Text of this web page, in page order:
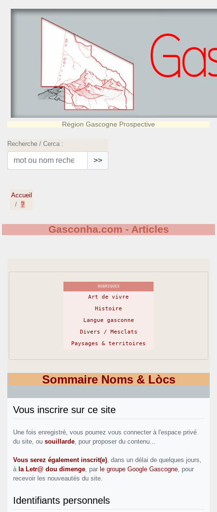
Région Gascogne Prospective
Recherche / Cerca :
>>
Accueil
?
Gasconha.com - Articles
RUBRIQUES
Art de vivre
Histoire
Langue gasconne
Divers / Mesclats
Paysages & territoires
Sommaire Noms & Lòcs
Vous inscrire sur ce site
Une fois enregistré, vous pourrez vous connecter à l'espace privé
du site, ou souillarde , pour proposer du contenu...
Vous serez également inscrit(e) , dans un délai de quelques jours,
à la Letr@ dou dimenge , par le groupe Google Gascogne , pour
recevoir les nouveautés du site.
Identifiants personnels